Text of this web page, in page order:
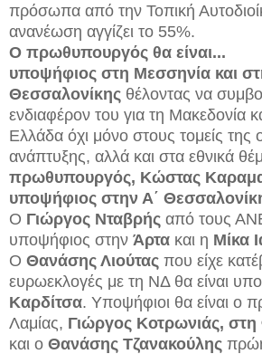
πρόσωπα από την Τοπική
ανανέωση αγγίζει το 55%.
Ο πρωθυπουργός θα είναι...
υποψήφιος στη Μεσσηνία και
Θεσσαλονίκης θέλοντας να
ενδιαφέρον του για τη Μακεδονία
Ελλάδα όχι μόνο στους τομείς της
ανάπτυξης, αλλά και στα εθνικά
πρωθυπουργός, Κώστας
υποψήφιος στην Α΄
Ο Γιώργος Νταβρής από τους
υποψήφιος στην Άρτα και η Μίκα
Ο Θανάσης Λιούτας που είχε
ευρωεκλογές με τη ΝΔ θα είναι
Καρδίτσα. Υποψήφιοι θα είναι ο
Λαμίας, Γιώργος Κοτρωνιάς, στη
και ο Θανάσης Τζανακούλης